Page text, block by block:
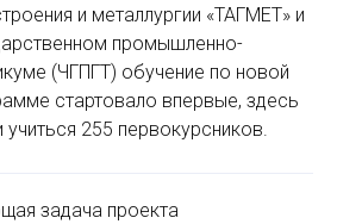
и металлургии «ТАГМЕТ» и
промышленно-
(ЧГПГТ) обучение по новой
стартовало впервые, здесь
учиться 255 первокурсников.
задача проекта